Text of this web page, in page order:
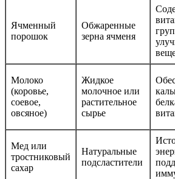
Ячменный
порошок
Обжаренные
зерна ячменя
Молоко
(коровье,
соевое,
овсяное)
Жидкое
молочное или
растительное
сырье
Мед или
тростниковый
сахар
Натуральные
подсластители